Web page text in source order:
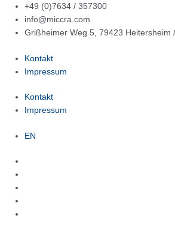
Zum
Inhalt
springen
+49 (0)7634 / 357300
info@miccra.com
Grißheimer Weg 5, 79423 Heitersheim
Kontakt
Impressum
Kontakt
Impressum
EN